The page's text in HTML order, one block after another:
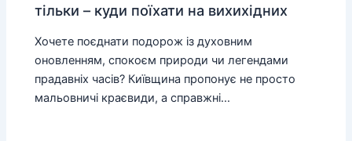
тільки – куди поїхати на вихихідних
Хочете поєднати подорож із духовним
оновленням, спокоєм природи чи легендами
прадавніх часів? Київщина пропонує не просто
мальовничі краєвиди, а справжні…